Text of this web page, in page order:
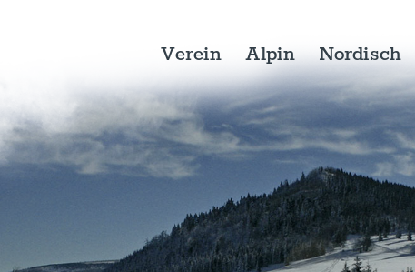
Verein Alpin Nordisch